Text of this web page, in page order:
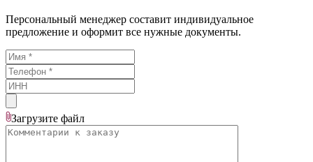
Персональный менеджер составит индивидуальное
предложение и оформит все нужные документы.
Загрузите файл